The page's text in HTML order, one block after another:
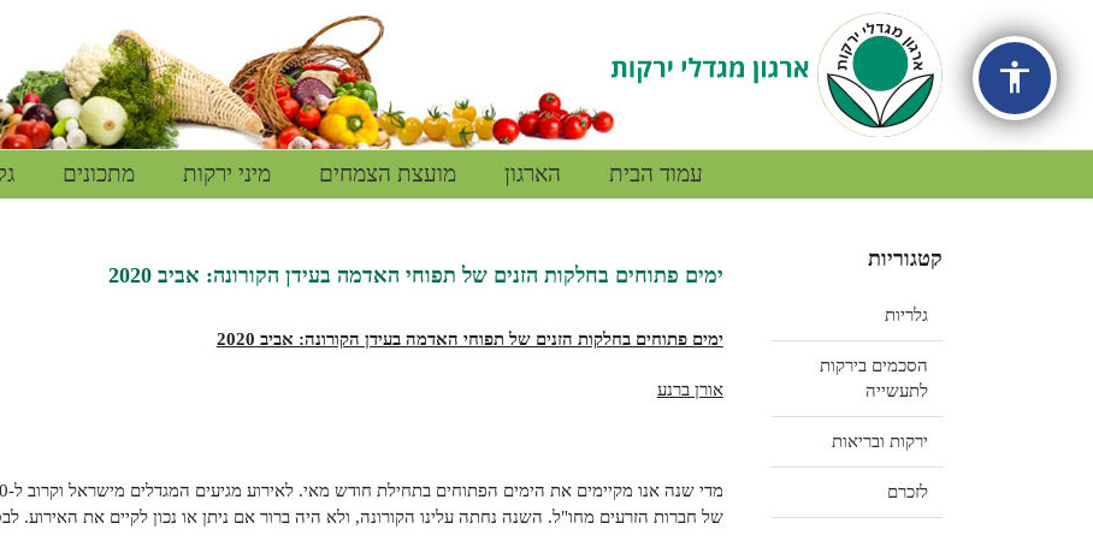
accessibility
עמוד הבית הארגון מועצת הצמחים מיני ירקות מתכונים
Image
ימים פתוחים בחלקות הזנים של תפוחי האדמה בעידן הקורונה: אביב 2020
ימים פתוחים בחלקות הזנים של תפוחי האדמה בעידן הקורונה: אביב 2020
אורן ברנע
של חברות הזרעים מחו"ל. השנה נחתה עלינו הקורונה, ולא היה ברור אם ניתן או נכון לקיים את האירוע.
קטגוריות
גלריות
הסכמים בירקות
לתעשייה
ירקות ובריאות
לזכרם